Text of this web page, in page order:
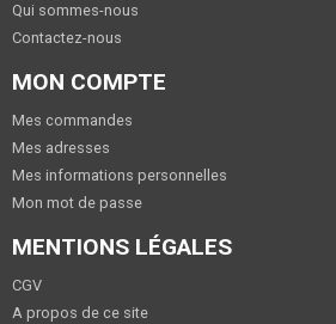
Qui sommes-nous
Contactez-nous
MON COMPTE
Mes commandes
Mes adresses
Mes informations personnelles
Mon mot de passe
MENTIONS LÉGALES
CGV
A propos de ce site